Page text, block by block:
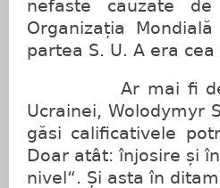
nefaste cauzate
Organizația
partea S. U. A era
Ar mai fi de
Ucrainei, Wolodymyr
găsi calificativele
Doar atât: înjosire și
nivel“. Și asta în